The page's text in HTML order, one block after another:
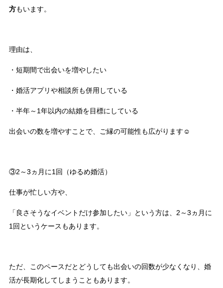
方もいます。
理由は、
・短期間で出会いを増やしたい
・婚活アプリや相談所も併用している
・半年～1年以内の結婚を目標にしている
出会いの数を増やすことで、ご縁の可能性も広がります☺
③2～3ヵ月に1回（ゆるめ婚活）
仕事が忙しい方や、
「良さそうなイベントだけ参加したい」という方は、2～3ヵ月に
1回というケースもあります。
ただ、このペースだとどうしても出会いの回数が少なくなり、婚
活が長期化してしまうこともあります。